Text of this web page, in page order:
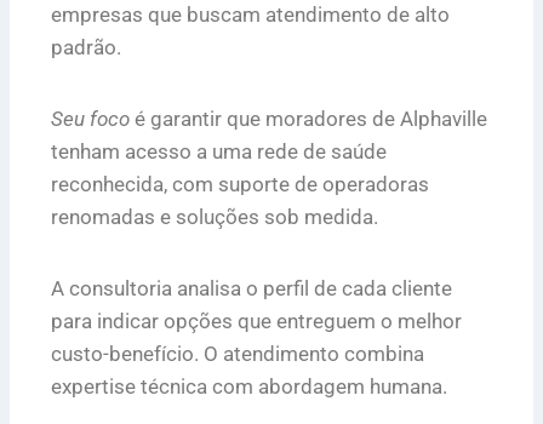
empresas que buscam atendimento de alto
padrão.
Seu foco é garantir que moradores de Alphaville
tenham acesso a uma rede de saúde
reconhecida, com suporte de operadoras
renomadas e soluções sob medida.
A consultoria analisa o perfil de cada cliente
para indicar opções que entreguem o melhor
custo-benefício. O atendimento combina
expertise técnica com abordagem humana.